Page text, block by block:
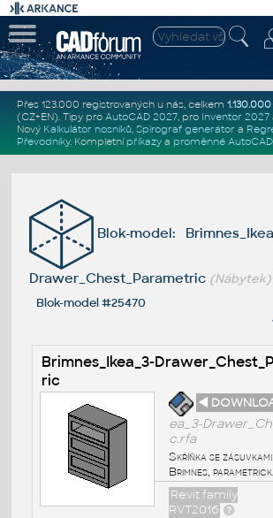
Přes 123.000 registrovaných u nás, celkem 1.130.000
(CZ+EN). Tipy pro AutoCAD 2027, pro Inventor 2027
Nový Kalkulátor nosníků, Spirograf generátor a
Převodníky. Kompletní příkazya proměnné
Blok-model:
Drawer_Chest_Parametric (Nábytek)
Blok-model #25470
Brimnes_Ikea_3-
ric
◄
ea_3-
c.rfa
Skříňka se
Brimnes,
Revit family
RVT2016